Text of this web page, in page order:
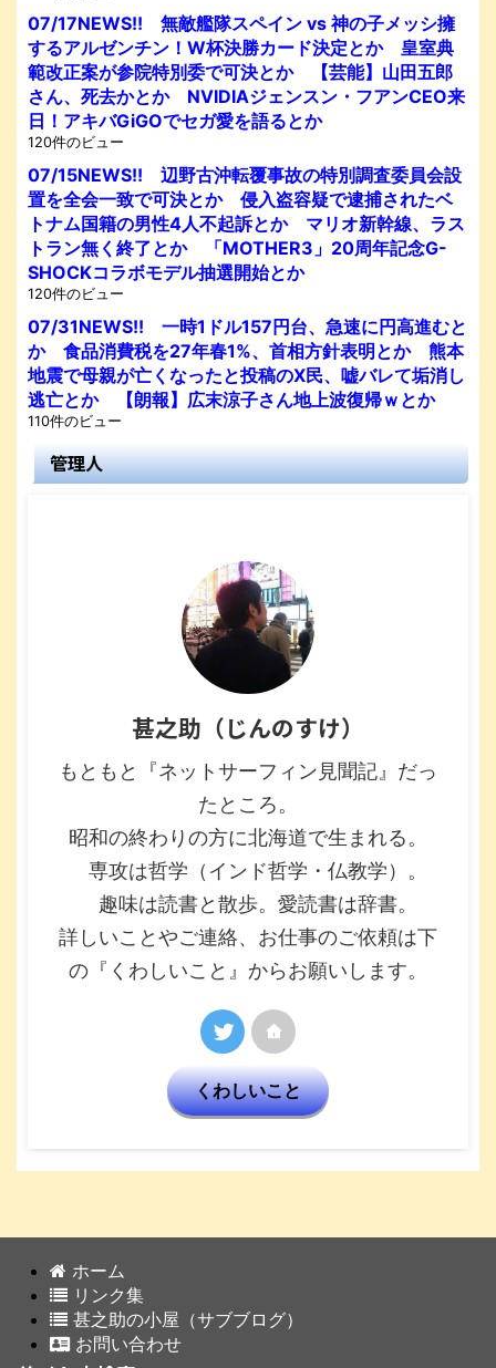
07/17NEWS!! 無敵艦隊スペイン vs 神の子メッシ擁
するアルゼンチン！W杯決勝カード決定とか 皇室典
範改正案が参院特別委で可決とか 【芸能】山田五郎
さん、死去かとか NVIDIAジェンスン・フアンCEO来
日！アキバGiGOでセガ愛を語るとか
120件のビュー
07/15NEWS!! 辺野古沖転覆事故の特別調査委員会設
置を全会一致で可決とか 侵入盗容疑で逮捕されたベ
トナム国籍の男性4人不起訴とか マリオ新幹線、ラス
トラン無く終了とか 「MOTHER3」20周年記念G-
SHOCKコラボモデル抽選開始とか
120件のビュー
07/31NEWS!! 一時1ドル157円台、急速に円高進むと
か 食品消費税を27年春1%、首相方針表明とか 熊本
地震で母親が亡くなったと投稿のX民、嘘バレて垢消し
逃亡とか 【朗報】広末涼子さん地上波復帰ｗとか
110件のビュー
管理人
甚之助（じんのすけ）
もともと『ネットサーフィン見聞記』だっ
たところ。
昭和の終わりの方に北海道で生まれる。
専攻は哲学（インド哲学・仏教学）。
趣味は読書と散歩。愛読書は辞書。
詳しいことやご連絡、お仕事のご依頼は下
の『くわしいこと』からお願いします。
くわしいこと
ホーム
リンク集
甚之助の小屋（サブブログ）
お問い合わせ